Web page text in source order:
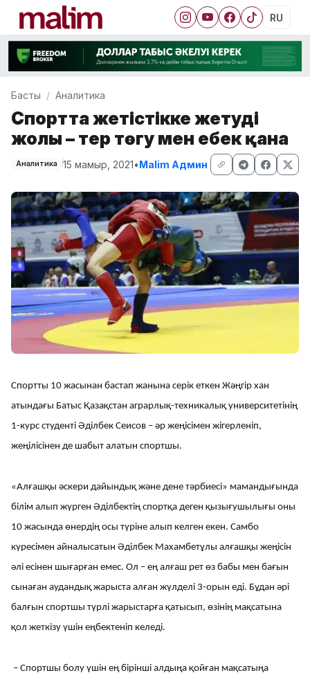
RU
Басты Аналитика
Спортта жетістікке жетудің
жолы – тер төгу мен еңбек қана
Аналитика 15 мамыр, 2021•Malim Админ
Спортты 10 жасынан бастап жанына серік еткен Жәңгір хан
атындағы Батыс Қазақстан аграрлық-техникалық университетінің
1-курс студенті Әділбек Сеисов – әр жеңісімен жігерленіп,
жеңілісінен де шабыт алатын спортшы.
«Алғашқы әскери дайындық және дене тәрбиесі» мамандығында
білім алып жүрген Әділбектің спортқа деген қызығушылығы оны
10 жасында өнердің осы түріне алып келген екен. Самбо
күресімен айналысатын Әділбек Махамбетұлы алғашқы жеңісін
әлі есінен шығарған емес. Ол – ең алғаш рет өз бабы мен бағын
сынаған аудандық жарыста алған жүлделі 3-орын еді. Бұдан әрі
балғын спортшы түрлі жарыстарға қатысып, өзінің мақсатына
қол жеткізу үшін еңбектеніп келеді.
– Спортшы болу үшін ең бірінші алдыңа қойған мақсатыңа